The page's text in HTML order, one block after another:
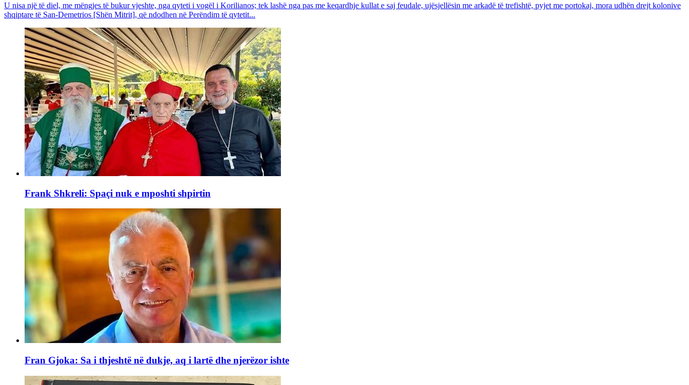
U nisa një të diel, me mëngjes të bukur vjeshte, nga qyteti i vogël i Korilianos; tek lashë nga pas me keqardhje kullat e saj feudale, ujësjellësin me arkadë të trefishtë, pyjet me portokaj, mora udhën drejt kolonive
shqiptare të San-Demetrios [Shën Mitrit], që ndodhen në Perëndim të qytetit...
Frank Shkreli: Spaçi nuk e mposhti shpirtin
Fran Gjoka: Sa i thjeshtë në dukje, aq i lartë dhe njerëzor ishte